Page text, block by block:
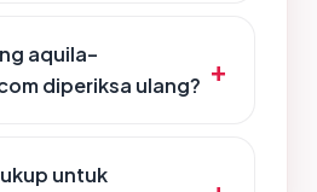
aquila-
diperiksa ulang?
untuk